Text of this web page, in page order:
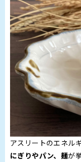
アスリートのエネル
にぎりやパン、麺が